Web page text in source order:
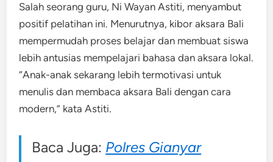
Salah seorang guru, Ni Wayan Astiti, menyambut
positif pelatihan ini. Menurutnya, kibor aksara Bali
mempermudah proses belajar dan membuat siswa
lebih antusias mempelajari bahasa dan aksara lokal.
“Anak-anak sekarang lebih termotivasi untuk
menulis dan membaca aksara Bali dengan cara
modern,” kata Astiti.
Baca Juga: Polres Gianyar